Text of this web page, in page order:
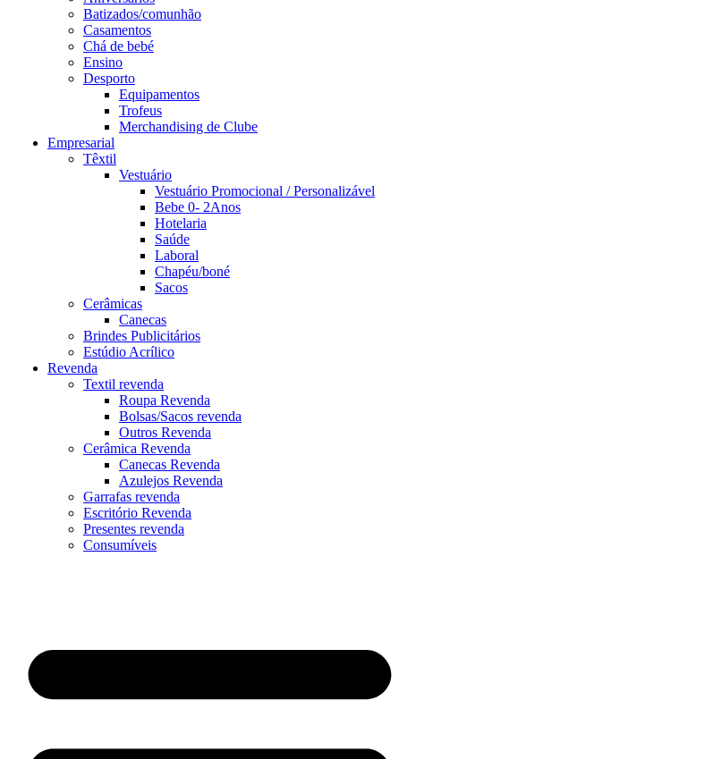
Batizados/comunhão
Casamentos
Chá de bebé
Ensino
Desporto
Equipamentos
Trofeus
Merchandising de Clube
Empresarial
Têxtil
Vestuário
Vestuário Promocional / Personalizável
Bebe 0- 2Anos
Hotelaria
Saúde
Laboral
Chapéu/boné
Sacos
Cerâmicas
Canecas
Brindes Publicitários
Estúdio Acrílico
Revenda
Textil revenda
Roupa Revenda
Bolsas/Sacos revenda
Outros Revenda
Cerâmica Revenda
Canecas Revenda
Azulejos Revenda
Garrafas revenda
Escritório Revenda
Presentes revenda
Consumíveis